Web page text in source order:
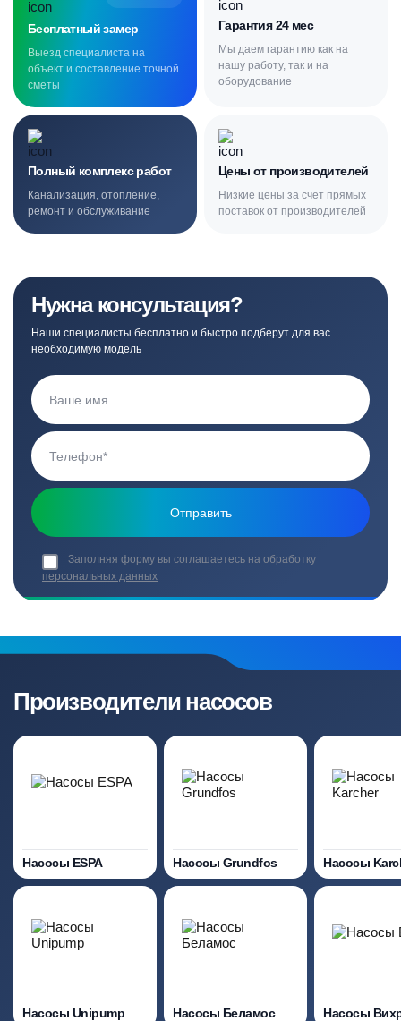
Бесплатный замер
Выезд специалиста на
объект и составление точной
сметы
Гарантия 24 мес
Мы даем гарантию как на
нашу работу, так и на
оборудование
Полный комплекс работ
Канализация, отопление,
ремонт и обслуживание
Цены от производителей
Низкие цены за счет прямых
поставок от производителей
Нужна консультация?
Наши специалисты бесплатно и быстро подберут для вас
необходимую модель
Заполняя форму вы соглашаетесь на обработку
персональных данных
Производители насосов
Насосы ESPA Насосы Grundfos Насосы
Насосы Unipump Насосы Беламос Насосы